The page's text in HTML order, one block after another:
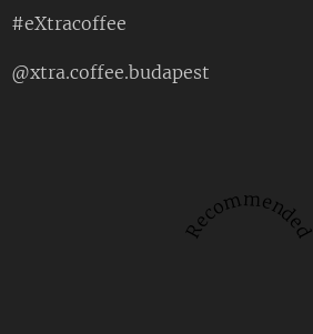
#eXtracoffee
@xtra.coffee.budapest
Recommended